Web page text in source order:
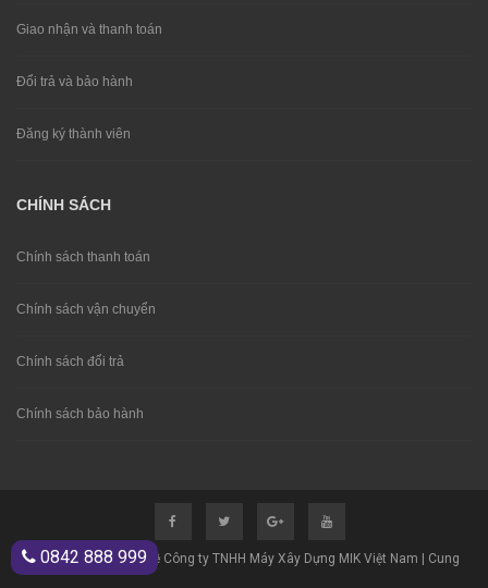
Giao nhận và thanh toán
Đổi trả và bảo hành
Đăng ký thành viên
CHÍNH SÁCH
Chính sách thanh toán
Chính sách vận chuyển
Chính sách đổi trả
Chính sách bảo hành
© Bản quyền thuộc về Công ty TNHH Máy Xây Dựng MIK Việt Nam | Cung
0842 888 999